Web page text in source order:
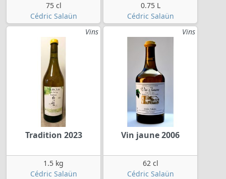
75 cl
Cédric Salaün
0.75 L
Cédric Salaün
Vins
Tradition 2023
1.5 kg
Cédric Salaün
Vins
Vin jaune 2006
62 cl
Cédric Salaün